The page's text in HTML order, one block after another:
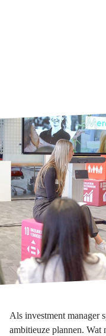
Als investment manager
ambitieuze plannen. Wat